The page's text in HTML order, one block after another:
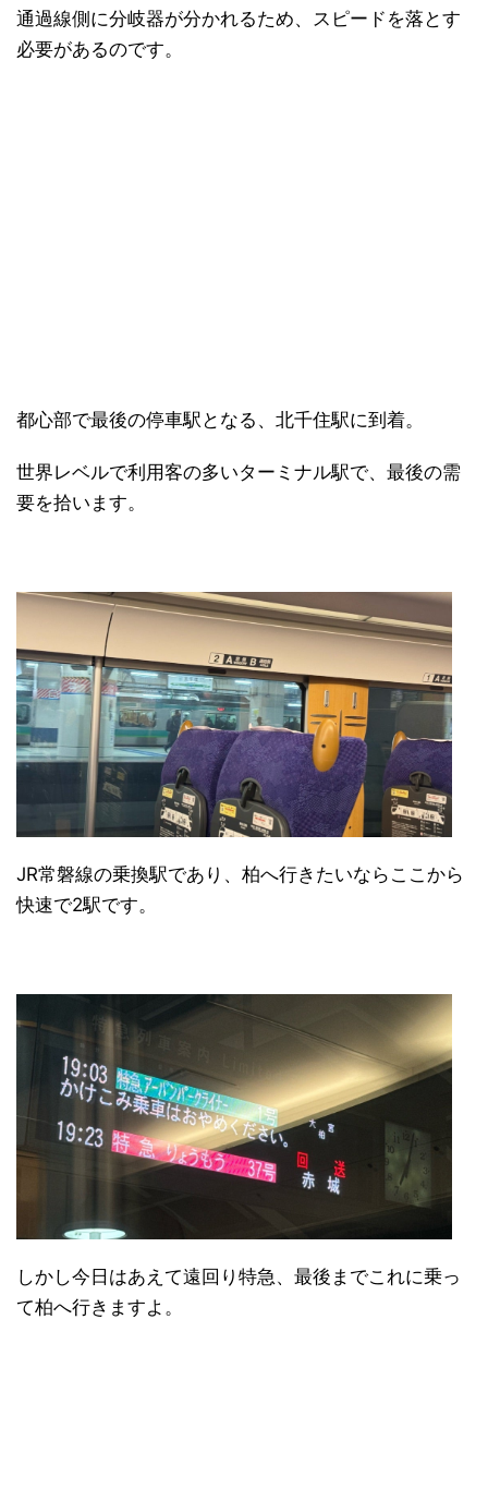
通過線側に分岐器が分かれるため、スピードを落とす
必要があるのです。
都心部で最後の停車駅となる、北千住駅に到着。
世界レベルで利用客の多いターミナル駅で、最後の需
要を拾います。
JR常磐線の乗換駅であり、柏へ行きたいならここから
快速で2駅です。
しかし今日はあえて遠回り特急、最後までこれに乗っ
て柏へ行きますよ。